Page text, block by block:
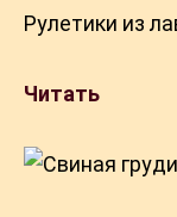
Рулетики из
Читать